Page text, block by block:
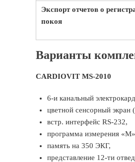
Экспорт отчетов о
покоя
Варианты
CARDIOVIT MS-2010
6-и канальный
цветной сенсорный экран
встр. интерфейс RS-232,
программа измерения
память на 350 ЭКГ,
представление 12-ти